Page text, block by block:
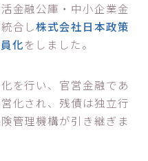
金融公庫・中小企業金
合し株式会社日本政策
化をしました。
を行い、官営金融であ
化され、残債は独立行
管理機構が引き継ぎま